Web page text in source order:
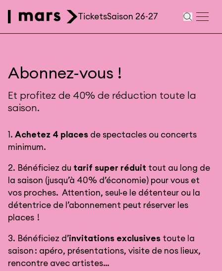
Navigation
TicketsSaison 26-27
Abonnez-vous !
Et profitez de 40% de réduction toute la
saison.
1. Achetez 4 places de spectacles ou concerts
minimum.
2. Bénéficiez du tarif super réduit tout au long de
la saison (jusqu’à 40% d’économie) pour vous et
vos proches. Attention, seul·e le détenteur ou la
détentrice de l’abonnement peut réserver les
places !
3. Bénéficiez d’invitations exclusives toute la
saison : apéro, présentations, visite de nos lieux,
rencontre avec artistes…